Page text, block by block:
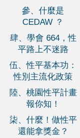
參、什麼是
CEDAW ？
肆、學會 664，性
平路上不迷路
伍、性平基本功：
性別主流化政策
陸、桃園性平計畫
報你知！
柒、什麼！做性平
還能拿獎金？